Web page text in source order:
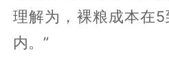
理解为，裸粮成本在
内。”